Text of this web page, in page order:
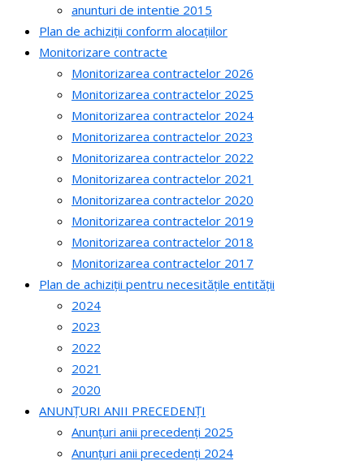
anunturi de intentie 2015
Plan de achiziții conform alocațiilor
Monitorizare contracte
Monitorizarea contractelor 2026
Monitorizarea contractelor 2025
Monitorizarea contractelor 2024
Monitorizarea contractelor 2023
Monitorizarea contractelor 2022
Monitorizarea contractelor 2021
Monitorizarea contractelor 2020
Monitorizarea contractelor 2019
Monitorizarea contractelor 2018
Monitorizarea contractelor 2017
Plan de achiziții pentru necesitățile entității
2024
2023
2022
2021
2020
ANUNȚURI ANII PRECEDENȚI
Anunțuri anii precedenți 2025
Anunțuri anii precedenți 2024